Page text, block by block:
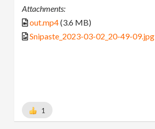
Attachments:
out.mp4(3.6 MB)
Snipaste_2023-03-02_20-49-09.jpg
1